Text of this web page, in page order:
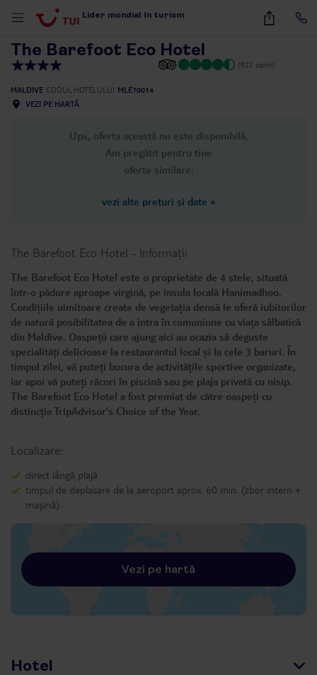
Lider mondial în turism 42
The Barefoot Eco Hotel
(822 opinii)
MALDIVE CODUL HOTELULUI MLE70014
VEZI PE HARTĂ
Ups, oferta această nu este disponibilă.
Am pregătit pentru tine
oferte similare:
vezi alte prețuri și date »
The Barefoot Eco Hotel - Informații
The Barefoot Eco Hotel este o proprietate de 4 stele, situată
într-o pădure aproape virgină, pe insula locală Hanimadhoo.
Condițiile uimitoare create de vegetația densă le oferă iubitorilor
de natură posibilitatea de a intra în comuniune cu viața sălbatică
din Maldive. Oaspeții care ajung aici au ocazia să deguste
specialități delicioase la restaurantul local și la cele 3 baruri. În
timpul zilei, vă puteți bucura de activitățile sportive organizate,
iar apoi vă puteți răcori în piscină sau pe plaja privată cu nisip.
The Barefoot Eco Hotel a fost premiat de către oaspeți cu
distincția TripAdvisor’s Choice of the Year.
Localizare:
direct lângă plajă
timpul de deplasare de la aeroport aprox. 60 min. (zbor intern +
mașină)
Vezi pe hartă
Hotel